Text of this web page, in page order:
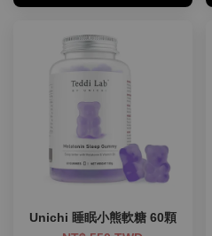
Unichi 睡眠小熊軟糖 60顆